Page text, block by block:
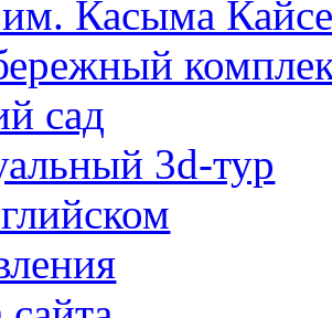
Касыма
сад
3d-тур